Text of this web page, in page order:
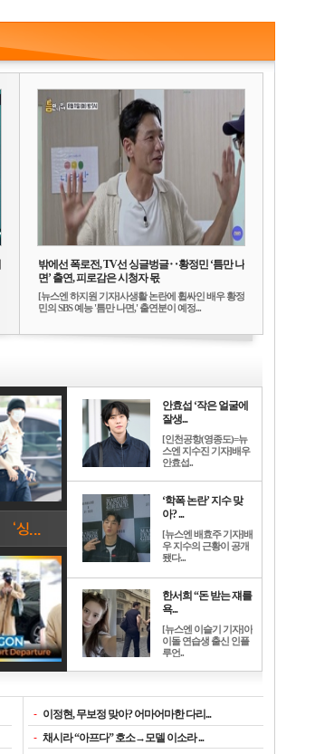
밖에선 폭로전, TV선 싱글벙글‥황정민 ‘틈만 나
면’ 출연, 피로감은 시청자 몫
[뉴스엔 하지원 기자]사생활 논란에 휩싸인 배우 황정
민의 SBS 예능 '틈만 나면,' 출연분이 예정...
안효섭 ‘작은 얼굴에
잘생...
[인천공항(영종도)=뉴
스엔 지수진 기자]배우
안효섭..
‘학폭 논란’ 지수 맞
아? ...
[뉴스엔 배효주 기자]배
우 지수의 근황이 공개
됐다...
한서희 “돈 받는 쟤를
욕...
[뉴스엔 이슬기 기자]아
이돌 연습생 출신 인플
루언..
- 이정현, 무보정 맞아? 어마어마한 다리...
- 채시라 “아프다” 호소→모델 이소라 ...